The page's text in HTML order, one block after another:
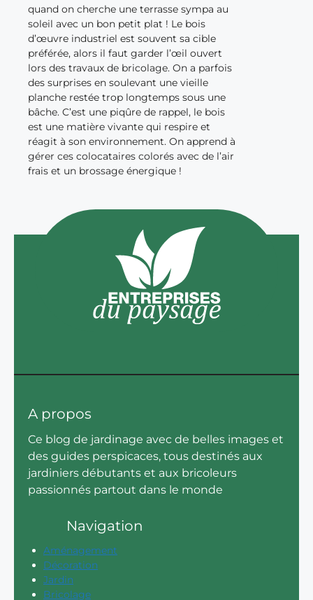
quand on cherche une terrasse sympa au
soleil avec un bon petit plat ! Le bois
d’œuvre industriel est souvent sa cible
préférée, alors il faut garder l’œil ouvert
lors des travaux de bricolage. On a parfois
des surprises en soulevant une vieille
planche restée trop longtemps sous une
bâche. C’est une piqûre de rappel, le bois
est une matière vivante qui respire et
réagit à son environnement. On apprend à
gérer ces colocataires colorés avec de l’air
frais et un brossage énergique !
A propos
Ce blog de jardinage avec de belles images et
des guides perspicaces, tous destinés aux
jardiniers débutants et aux bricoleurs
passionnés partout dans le monde
Navigation
Aménagement
Décoration
Jardin
Bricolage